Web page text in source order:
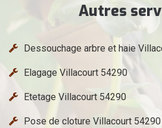
Autres
Dessouchage arbre et haie
Elagage Villacourt 54290
Etetage Villacourt 54290
Pose de cloture Villacourt 54290